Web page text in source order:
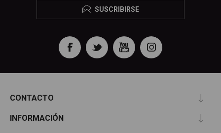
SUSCRIBIRSE
CONTACTO
INFORMACIÓN